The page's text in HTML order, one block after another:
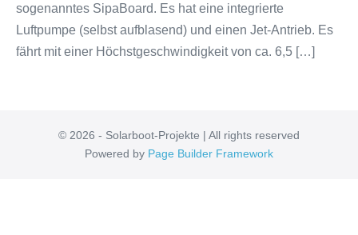
sogenanntes SipaBoard. Es hat eine integrierte
Luftpumpe (selbst aufblasend) und einen Jet-Antrieb. Es
fährt mit einer Höchstgeschwindigkeit von ca. 6,5 […]
© 2026 - Solarboot-Projekte | All rights reserved
Powered by Page Builder Framework